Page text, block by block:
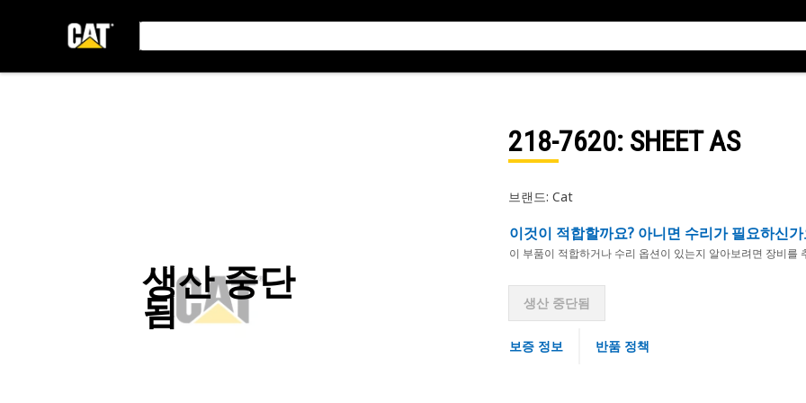
생산 중단
됨
218-7620: SHEET AS
브랜드: Cat
이것이 적합할까요? 아니면 수리가 필요하신가
이 부품이 적합하거나 수리 옵션이 있는지 알아보려면 장비를
생산 중단됨
보증 정보 반품 정책